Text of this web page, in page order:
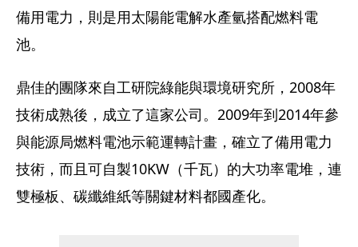
備用電力，則是用太陽能電解水產氫搭配燃料電
池。
鼎佳的團隊來自工研院綠能與環境研究所，2008年
技術成熟後，成立了這家公司。2009年到2014年參
與能源局燃料電池示範運轉計畫，確立了備用電力
技術，而且可自製10KW（千瓦）的大功率電堆，連
雙極板、碳纖維紙等關鍵材料都國產化。